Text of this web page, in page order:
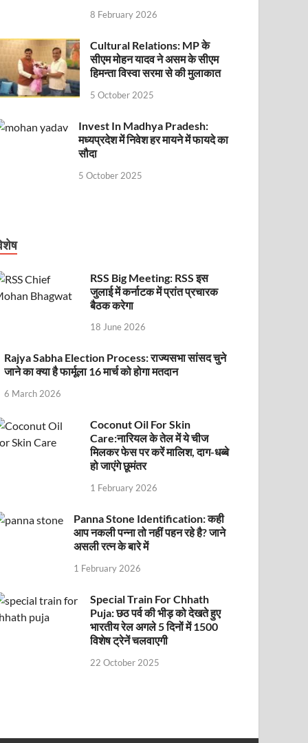
8 February 2026
Cultural Relations: MP के
सीएम मोहन यादव ने असम के सीएम
हिमन्ता विस्वा सरमा से की मुलाकात
5 October 2025
Invest In Madhya Pradesh:
मध्यप्रदेश में निवेश हर मायने में फायदे का
सौदा
5 October 2025
RSS Big Meeting: RSS इस
जुलाई में कर्नाटक में प्रांत प्रचारक
बैठक करेगा
18 June 2026
Rajya Sabha Election Process: राज्यसभा सांसद चुने
जाने का क्या है फार्मूला 16 मार्च को होगा मतदान
6 March 2026
Coconut Oil For Skin
Care:नारियल के तेल में ये चीज
मिलकर फेस पर करें मालिश, दाग-धब्बे
हो जाएंगे छूमंतर
1 February 2026
Panna Stone Identification: कही
आप नकली पन्ना तो नहीं पहन रहे है? जाने
असली रत्न के बारे में
1 February 2026
Special Train For Chhath
Puja: छठ पर्व की भीड़ को देखते हुए
भारतीय रेल अगले 5 दिनों में 1500
विशेष ट्रेनें चलवाएगी
22 October 2025